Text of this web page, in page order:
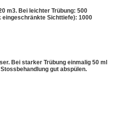
m3. Bei leichter Trübung: 500
Sichttiefe): 1000
Bei starker Trübung einmalig 50 ml
gut abspülen.